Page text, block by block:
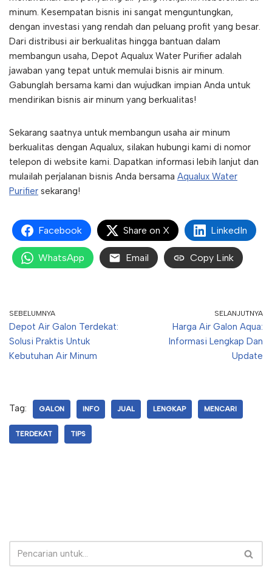
minum. Kesempatan bisnis ini sangat menguntungkan,
dengan investasi yang rendah dan peluang profit yang besar.
Dari distribusi air berkualitas hingga bantuan dalam
membangun usaha, Depot Aqualux Water Purifier adalah
jawaban yang tepat untuk memulai bisnis air minum.
Gabunglah bersama kami dan wujudkan impian Anda untuk
mendirikan bisnis air minum yang berkualitas!
Sekarang saatnya untuk membangun usaha air minum
berkualitas dengan Aqualux, silakan hubungi kami di nomor
telepon di website kami. Dapatkan informasi lebih lanjut dan
mulailah perjalanan bisnis Anda bersama Aqualux Water
Purifier sekarang!
Facebook Share on X LinkedIn
WhatsApp Email Copy Link
SEBELUMNYA
Depot Air Galon Terdekat:
Solusi Praktis Untuk
Kebutuhan Air Minum
SELANJUTNYA
Harga Air Galon Aqua:
Informasi Lengkap Dan
Update
Tag: GALON INFO JUAL LENGKAP MENCARI
TERDEKAT TIPS